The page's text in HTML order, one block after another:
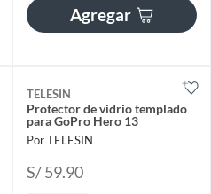
Agregar
TELESIN
Protector de vidrio templado
para GoPro Hero 13
Por TELESIN
S/ 59.90